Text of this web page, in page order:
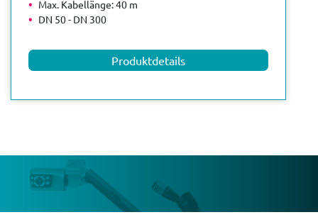
Max. Kabellänge: 40 m
DN 50 - DN 300
Produktdetails